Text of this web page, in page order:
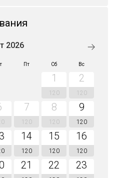
2026
Пт Сб Вс
1
120
2
120
7
120
8
120
9
120
14
120
15
120
16
120
21 22 23